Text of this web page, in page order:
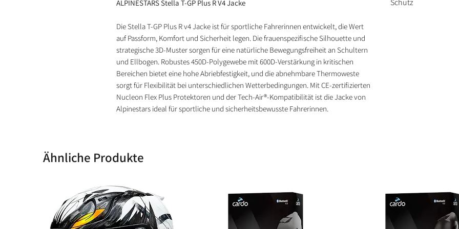
ALPINESTARS Stella T-GP Plus R V4 Jacke
Die Stella T-GP Plus R v4 Jacke ist für sportliche Fahrerinnen entwickelt, die Wert
auf Passform, Komfort und Sicherheit legen. Die frauenspezifische Silhouette und
strategische 3D-Muster sorgen für eine natürliche Bewegungsfreiheit an Schultern
und Ellbogen. Robustes 450D-Polygewebe mit 600D-Verstärkung in kritischen
Bereichen bietet eine hohe Abriebfestigkeit, und die abnehmbare Thermoweste
sorgt für Flexibilität bei unterschiedlichen Wetterbedingungen. Mit CE-zertifizierten
Nucleon Flex Plus Protektoren und der Tech-Air®-Kompatibilität ist die Jacke von
Alpinestars ideal für sportliche und sicherheitsbewusste Fahrerinnen.
80 g Ärmel) für
Polygewebe mit
Ähnliche Produkte